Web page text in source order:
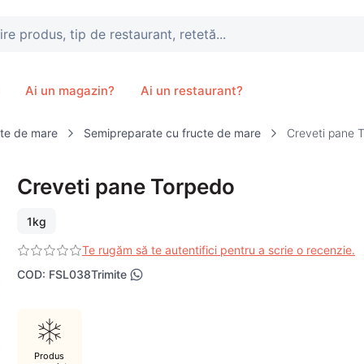
tip de restaurant, retetă...
Ai un magazin? Ai un restaurant?
de mare Semipreparate cu fructe de mare Creveti pane
Creveti pane Torpedo
1kg
Te rugăm să te autentifici pentru a scrie o recenzie.
COD: FSL038Trimite
Produs